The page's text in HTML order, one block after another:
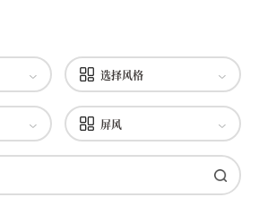
选择风格
屏风